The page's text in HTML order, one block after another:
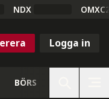
NDX
Logga in
BÖRS